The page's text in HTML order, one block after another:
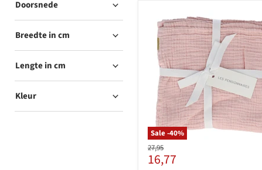
Doorsnede
Breedte in cm
Lengte in cm
Kleur
Sale -40%
Originele
prijs
27,95
Huidige
16,77